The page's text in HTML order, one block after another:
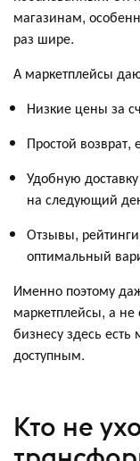
магазинам,
раз шире.
А маркетплейсы
Низкие цены за
Простой
Удобную
на следующий
Отзывы,
оптимальный
Именно поэтому
маркетплейсы, а
бизнесу здесь есть
доступным.
Кто не